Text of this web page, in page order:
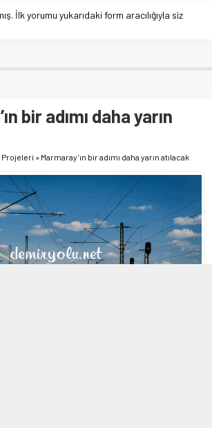
İlk yorumu yukarıdaki form aracılığıyla siz
bir adımı daha yarın
» Marmaray’ın bir adımı daha yarın atılacak